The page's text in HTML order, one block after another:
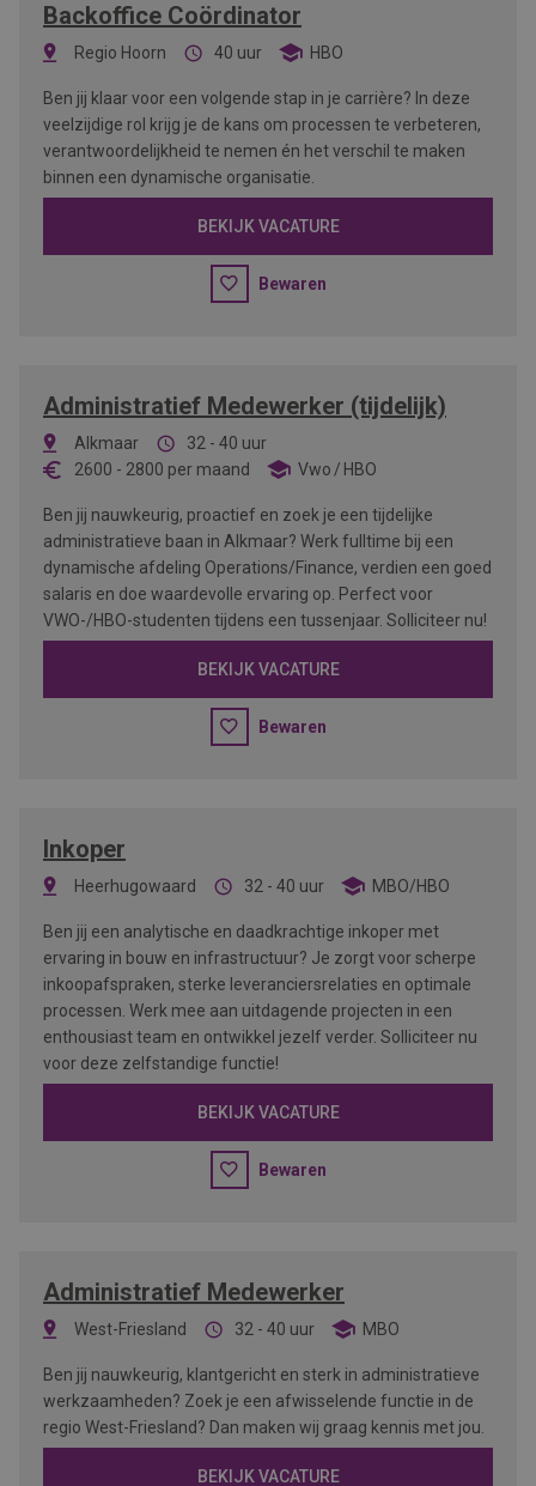
Backoffice Coördinator
Regio Hoorn 40 uur HBO
Ben jij klaar voor een volgende stap in je carrière? In deze
veelzijdige rol krijg je de kans om processen te verbeteren,
verantwoordelijkheid te nemen én het verschil te maken
binnen een dynamische organisatie.
BEKIJK VACATURE
Bewaren
Administratief Medewerker (tijdelijk)
Alkmaar
32 - 40 uur
2600 - 2800 per maand Vwo HBO
Ben jij nauwkeurig, proactief en zoek je een tijdelijke
administratieve baan in Alkmaar? Werk fulltime bij een
dynamische afdeling Operations/Finance, verdien een goed
salaris en doe waardevolle ervaring op. Perfect voor
VWO-/HBO-studenten tijdens een tussenjaar. Solliciteer nu!
BEKIJK VACATURE
Bewaren
Inkoper
Heerhugowaard 32 - 40 uur MBO/HBO
Ben jij een analytische en daadkrachtige inkoper met
ervaring in bouw en infrastructuur? Je zorgt voor scherpe
inkoopafspraken, sterke leveranciersrelaties en optimale
processen. Werk mee aan uitdagende projecten in een
enthousiast team en ontwikkel jezelf verder. Solliciteer nu
voor deze zelfstandige functie!
BEKIJK VACATURE
Bewaren
Administratief Medewerker
West-Friesland 32 - 40 uur MBO
Ben jij nauwkeurig, klantgericht en sterk in administratieve
werkzaamheden? Zoek je een afwisselende functie in de
regio West-Friesland? Dan maken wij graag kennis met jou.
BEKIJK VACATURE